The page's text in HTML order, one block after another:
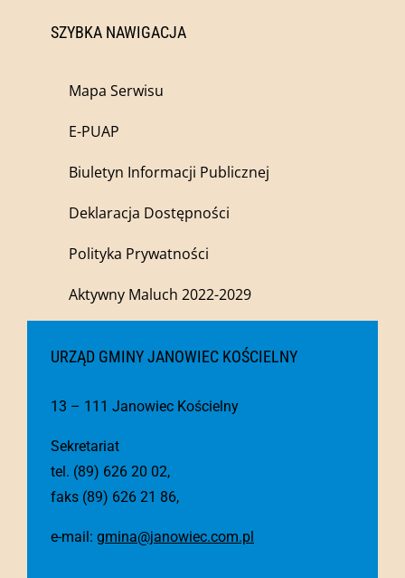
SZYBKA NAWIGACJA
Mapa Serwisu
E-PUAP
Biuletyn Informacji Publicznej
Deklaracja Dostępności
Polityka Prywatności
Aktywny Maluch 2022-2029
URZĄD GMINY JANOWIEC KOŚCIELNY
13 – 111 Janowiec Kościelny
Sekretariat
tel. (89) 626 20 02,
faks (89) 626 21 86,
e-mail: gmina@janowiec.com.pl